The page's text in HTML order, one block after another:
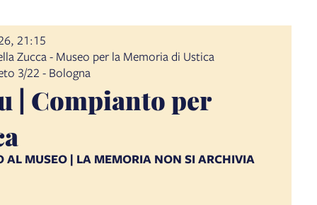
21:15
Zucca - Museo per la Memoria di Ustica
3/22 - Bologna
| Compianto per
AL MUSEO | LA MEMORIA NON SI ARCHIVIA